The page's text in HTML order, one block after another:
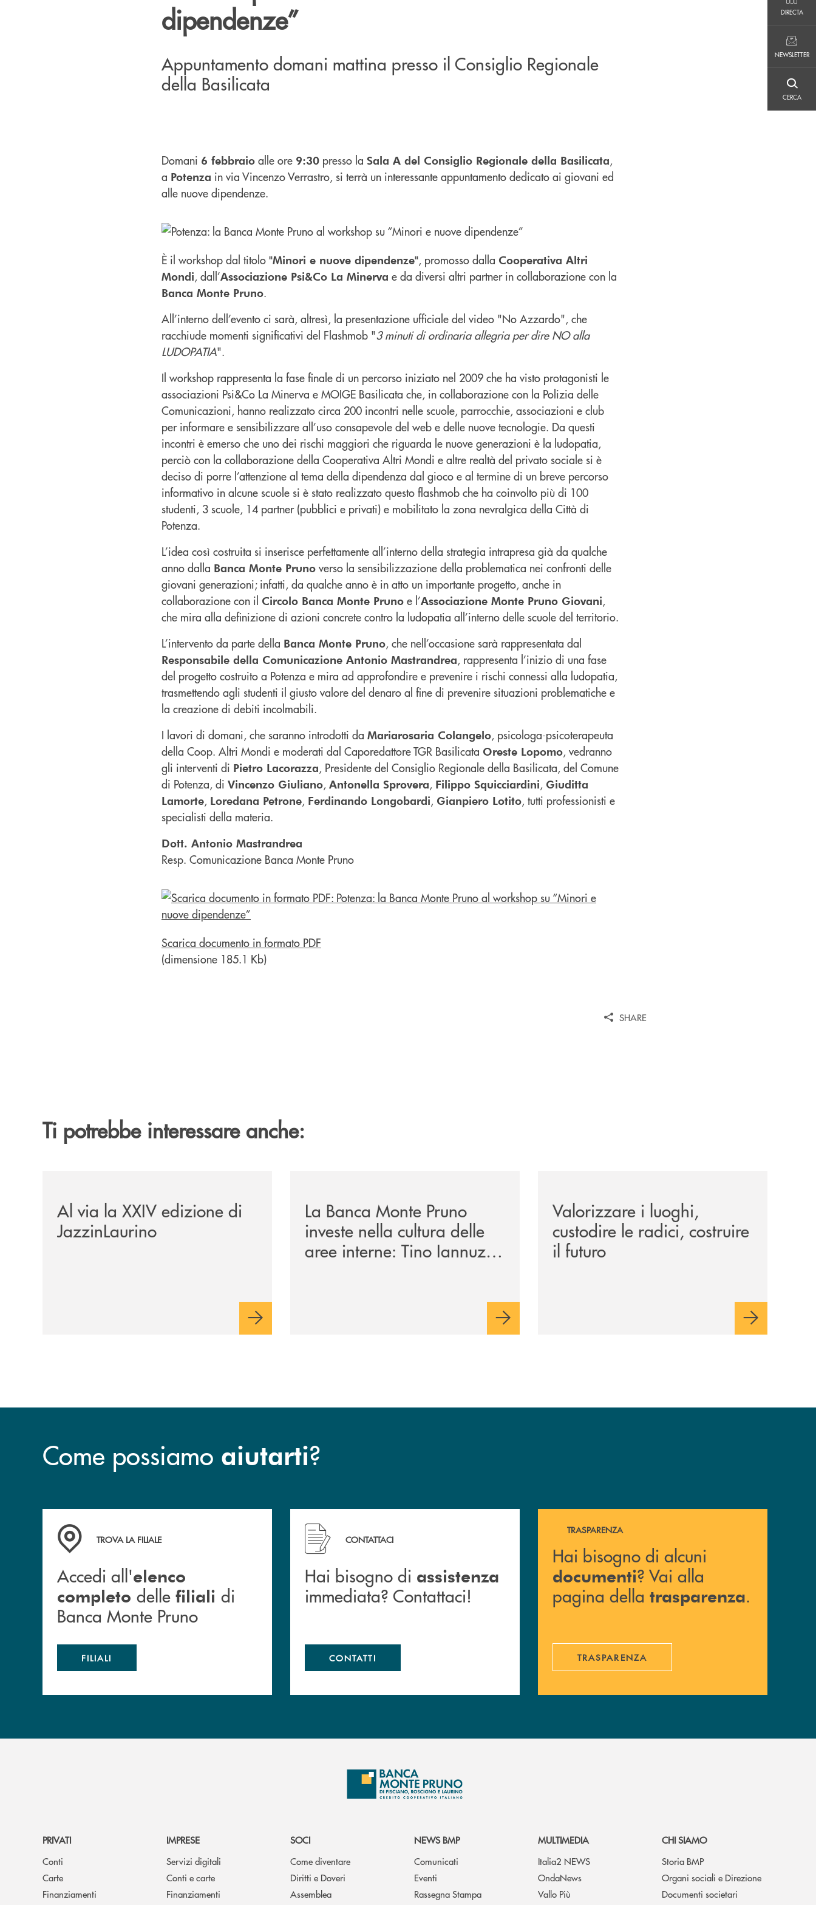
DIRECTA
NEWSLETTER
CERCA
dipendenze”
Appuntamento domani mattina presso il Consiglio Regionale
della Basilicata
Domani 6 febbraio alle ore 9:30 presso la Sala A del Consiglio Regionale della Basilicata,
a Potenza in via Vincenzo Verrastro, si terrà un interessante appuntamento dedicato ai giovani ed
alle nuove dipendenze.
È il workshop dal titolo "Minori e nuove dipendenze", promosso dalla Cooperativa Altri
Mondi, dall’Associazione Psi&Co La Minerva e da diversi altri partner in collaborazione con la
Banca Monte Pruno.
All’interno dell’evento ci sarà, altresì, la presentazione ufficiale del video "No Azzardo", che
racchiude momenti significativi del Flashmob "3 minuti di ordinaria allegria per dire NO alla
LUDOPATIA".
Il workshop rappresenta la fase finale di un percorso iniziato nel 2009 che ha visto protagonisti le
associazioni Psi&Co La Minerva e MOIGE Basilicata che, in collaborazione con la Polizia delle
Comunicazioni, hanno realizzato circa 200 incontri nelle scuole, parrocchie, associazioni e club
per informare e sensibilizzare all’uso consapevole del web e delle nuove tecnologie. Da questi
incontri è emerso che uno dei rischi maggiori che riguarda le nuove generazioni è la ludopatia,
perciò con la collaborazione della Cooperativa Altri Mondi e altre realtà del privato sociale si è
deciso di porre l’attenzione al tema della dipendenza dal gioco e al termine di un breve percorso
informativo in alcune scuole si è stato realizzato questo flashmob che ha coinvolto più di 100
studenti, 3 scuole, 14 partner (pubblici e privati) e mobilitato la zona nevralgica della Città di
Potenza.
L’idea così costruita si inserisce perfettamente all’interno della strategia intrapresa già da qualche
anno dalla Banca Monte Pruno verso la sensibilizzazione della problematica nei confronti delle
giovani generazioni; infatti, da qualche anno è in atto un importante progetto, anche in
collaborazione con il Circolo Banca Monte Pruno e l’Associazione Monte Pruno Giovani,
che mira alla definizione di azioni concrete contro la ludopatia all’interno delle scuole del territorio.
L’intervento da parte della Banca Monte Pruno, che nell’occasione sarà rappresentata dal
Responsabile della Comunicazione Antonio Mastrandrea, rappresenta l’inizio di una fase
del progetto costruito a Potenza e mira ad approfondire e prevenire i rischi connessi alla ludopatia,
trasmettendo agli studenti il giusto valore del denaro al fine di prevenire situazioni problematiche e
la creazione di debiti incolmabili.
I lavori di domani, che saranno introdotti da Mariarosaria Colangelo, psicologa-psicoterapeuta
della Coop. Altri Mondi e moderati dal Caporedattore TGR Basilicata Oreste Lopomo, vedranno
gli interventi di Pietro Lacorazza, Presidente del Consiglio Regionale della Basilicata, del Comune
di Potenza, di Vincenzo Giuliano, Antonella Sprovera, Filippo Squicciardini, Giuditta
Lamorte, Loredana Petrone, Ferdinando Longobardi, Gianpiero Lotito, tutti professionisti e
specialisti della materia.
Dott. Antonio Mastrandrea
Resp. Comunicazione Banca Monte Pruno
Scarica documento in formato PDF
(dimensione 185.1 Kb)
SHARE
Ti potrebbe interessare anche:
Al via la XXIV edizione di
JazzinLaurino
La Banca Monte Pruno
investe nella cultura delle
aree interne: Tino Iannuzzi
Valorizzare i luoghi,
custodire le radici, costruire
il futuro
Come possiamo aiutarti?
Accedi all' elenco completo&nbsp; delle&nbsp; filiali&nbsp; di Banca Monte Pruno
TROVA LA FILIALE
Accedi all'elenco
completo delle filiali di
Banca Monte Pruno
FILIALI
Hai bisogno di assistenza immediata? Contattaci!
CONTATTACI
Hai bisogno di assistenza
immediata? Contattaci!
CONTATTI
Hai bisogno di alcuni documenti ? Vai alla pagina della
TRASPARENZA
Hai bisogno di alcuni
documenti? Vai alla
pagina della trasparenza.
TRASPARENZA
PRIVATI
Conti
Carte
Finanziamenti
IMPRESE
Servizi digitali
Conti e carte
Finanziamenti
SOCI
Come diventare
Diritti e Doveri
Assemblea
NEWS BMP
Comunicati
Eventi
Rassegna Stampa
MULTIMEDIA
Italia2 NEWS
OndaNews
Vallo Più
CHI SIAMO
Storia BMP
Organi sociali e Direzione
Documenti societari